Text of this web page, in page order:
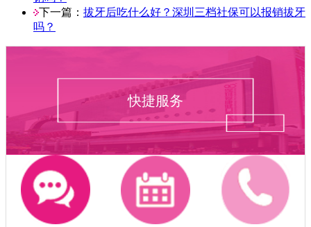
下一篇： 拔牙后吃什么好？深圳三档社保可以报销拔牙
吗？
快捷服务